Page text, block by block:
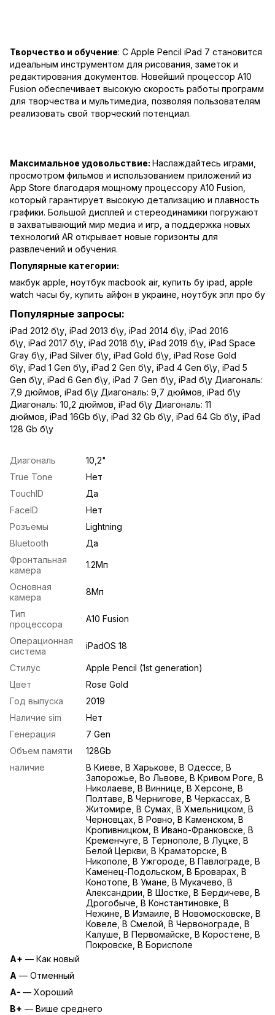
Творчество и обучение: С Apple Pencil iPad 7 становится
идеальным инструментом для рисования, заметок и
редактирования документов. Новейший процессор A10
Fusion обеспечивает высокую скорость работы программ
для творчества и мультимедиа, позволяя пользователям
реализовать свой творческий потенциал.
Максимальное удовольствие: Наслаждайтесь играми,
просмотром фильмов и использованием приложений из
App Store благодаря мощному процессору A10 Fusion,
который гарантирует высокую детализацию и плавность
графики. Большой дисплей и стереодинамики погружают
в захватывающий мир медиа и игр, а поддержка новых
технологий AR открывает новые горизонты для
развлечений и обучения.
Популярные категории:
макбук apple ноутбук macbook air, купить бу ipad apple
watch часы бу купить айфон в украине ноутбук эпл про бу
Популярные запросы:
iPad 2012 б\у iPad 2013 б\у iPad 2014 б\у iPad 2016
б\у iPad 2017 б\у iPad 2018 б\у iPad 2019 б\у iPad Space
Gray б\у iPad Silver б\у iPad Gold б\у iPad Rose Gold
б\у iPad 1 Gen б\у iPad 2 Gen б\у iPad 4 Gen б\у iPad 5
Gen б\у iPad 6 Gen б\у iPad 7 Gen б\у iPad б\у Диагональ:
7,9 дюймов iPad б\у Диагональ: 9,7 дюймов iPad б\у
Диагональ: 10,2 дюймов iPad б\у Диагональ: 11
дюймов iPad 16Gb б\у iPad 32 Gb б\у iPad 64 Gb б\у iPad
128 Gb б\у
Диагональ
10,2"
True Tone
Нет
TouchID
Да
FaceID
Нет
Розъемы
Lightning
Bluetooth
Да
Фронтальная
камера
1.2Мп
Основная
камера
8Mп
Тип
процессора
A10 Fusion
Операционная
система
iPadOS 18
Стилус
Apple Pencil (1st generation)
Цвет
Rose Gold
Год выпуска
2019
Наличие sim
Нет
Генерация
7 Gen
Объем памяти
128Gb
наличие
В Киеве, В Харькове, В Одессе, В
Запорожье, Во Львове, В Кривом Роге, В
Николаеве, В Виннице, В Херсоне, В
Полтаве, В Чернигове, В Черкассах, В
Житомире, В Сумах, В Хмельницком, В
Черновцах, В Ровно, В Каменском, В
Кропивницком, В Ивано-Франковске, В
Кременчуге, В Тернополе, В Луцке, В
Белой Церкви, В Краматорске, В
Никополе, В Ужгороде, В Павлограде, В
Каменец-Подольском, В Броварах, В
Конотопе, В Умане, В Мукачево, В
Александрии, В Шостке, В Бердичеве, В
Дрогобыче, В Константиновке, В
Нежине, В Измаиле, В Новомосковске, В
Ковеле, В Смелой, В Червонограде, В
Калуше, В Первомайске, В Коростене, В
Покровске, В Борисполе
A+ — Как новый
A — Отменный
A- — Хороший
B+ — Више среднего